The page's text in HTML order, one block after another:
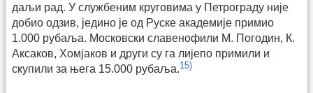
даљи рад. У службеним круговима у Петрограду није
добио одзив, једино је од Руске академије примио
1.000 рубаља. Московски славенофили М. Погодин, К.
Аксаков, Хомјаков и други су га лијепо примили и
скупили за њега 15.000 рубаља.15)